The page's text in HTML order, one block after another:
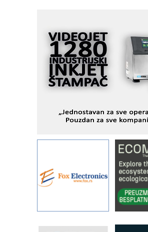
MOTOMAN – NEXT-
veštačkom inteligencijom
I.SAFE MOBILE
industrijsku automatizaciju
pionirskimmobile operator
Fleksibilno stezanje i brzo
KIP KOP – napredna
savremene industrijske i
Alba d.o.o. – 35 godina
metrologiji i pametnim
rešenjima
IBeRTIM - oprema za
STAUFF – Komponente
sistema